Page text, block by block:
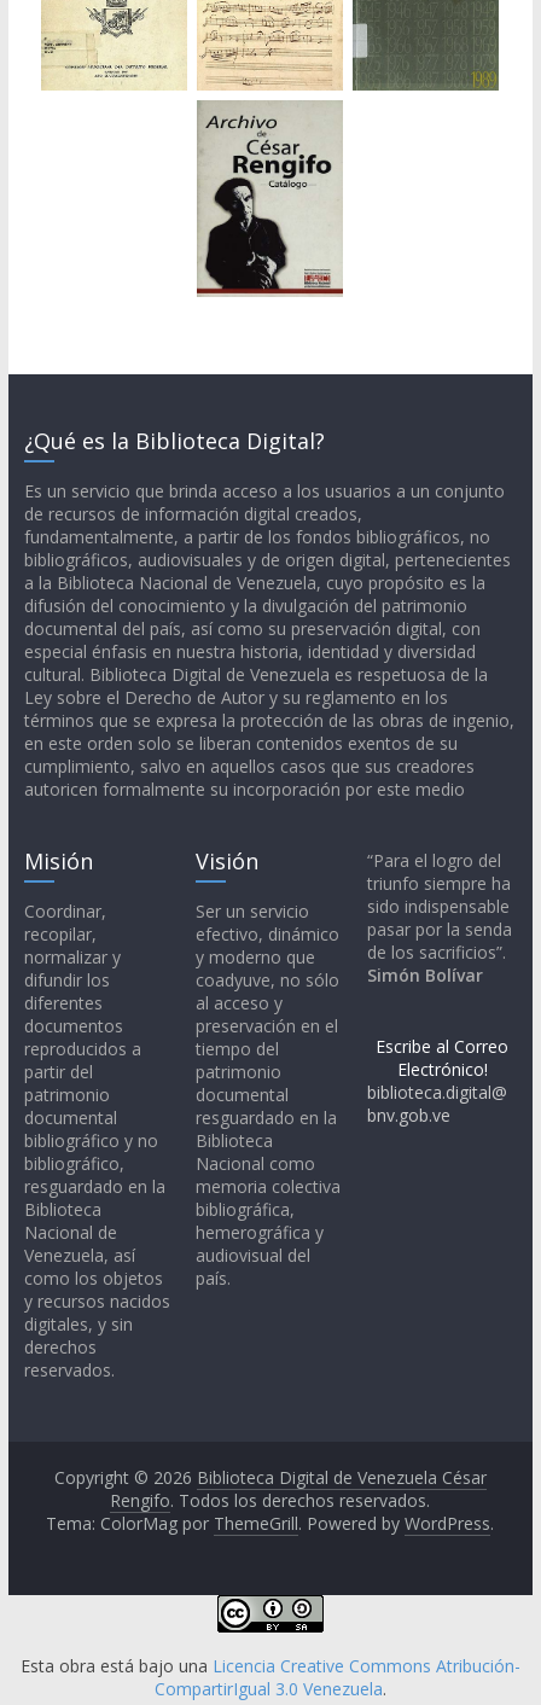
¿Qué es la Biblioteca Digital?
Es un servicio que brinda acceso a los usuarios a un conjunto
de recursos de información digital creados,
fundamentalmente, a partir de los fondos bibliográficos, no
bibliográficos, audiovisuales y de origen digital, pertenecientes
a la Biblioteca Nacional de Venezuela, cuyo propósito es la
difusión del conocimiento y la divulgación del patrimonio
documental del país, así como su preservación digital, con
especial énfasis en nuestra historia, identidad y diversidad
cultural. Biblioteca Digital de Venezuela es respetuosa de la
Ley sobre el Derecho de Autor y su reglamento en los
términos que se expresa la protección de las obras de ingenio,
en este orden solo se liberan contenidos exentos de su
cumplimiento, salvo en aquellos casos que sus creadores
autoricen formalmente su incorporación por este medio
Misión
Coordinar,
recopilar,
normalizar y
difundir los
diferentes
documentos
reproducidos a
partir del
patrimonio
documental
bibliográfico y no
bibliográfico,
resguardado en la
Biblioteca
Nacional de
Venezuela, así
como los objetos
y recursos nacidos
digitales, y sin
derechos
reservados.
Visión
Ser un servicio
efectivo, dinámico
y moderno que
coadyuve, no sólo
al acceso y
preservación en el
tiempo del
patrimonio
documental
resguardado en la
Biblioteca
Nacional como
memoria colectiva
bibliográfica,
hemerográfica y
audiovisual del
país.
“Para el logro del
triunfo siempre ha
sido indispensable
pasar por la senda
de los sacrificios”.
Simón Bolívar
Escribe al Correo
Electrónico!
biblioteca.digital@
bnv.gob.ve
Copyright © 2026 Biblioteca Digital de Venezuela César
Rengifo. Todos los derechos reservados.
Tema: ColorMag por ThemeGrill. Powered byWordPress.
Esta obra está bajo una Licencia Creative Commons Atribución-
CompartirIgual 3.0 Venezuela.